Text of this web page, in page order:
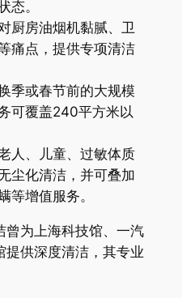
态。
厨房油烟机黏腻、卫
痛点，提供专项清洁
季或春节前的大规模
可覆盖240平方米以
人、儿童、过敏体质
尘化清洁，并可叠加
等增值服务。
曾为上海科技馆、一汽
提供深度清洁，其专业